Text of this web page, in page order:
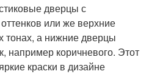
дверцы с
или же верхние
тонах, а нижние дверцы
например коричневого. Этот
краски в дизайне